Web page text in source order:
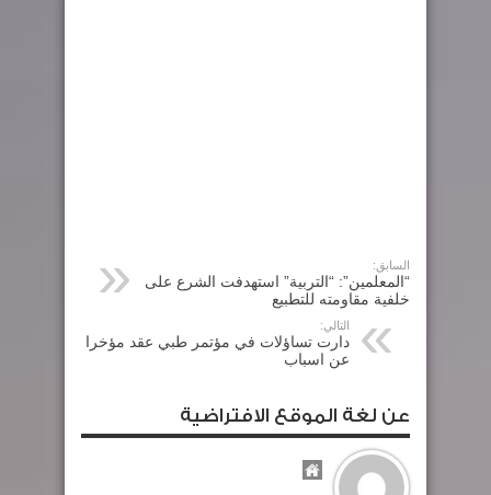
السابق:
“المعلمين”: “التربية” استهدفت الشرع على
خلفية مقاومته للتطبيع
التالي:
دارت تساؤلات في مؤتمر طبي عقد مؤخرا
عن اسباب
عن لغة الموقع الافتراضية